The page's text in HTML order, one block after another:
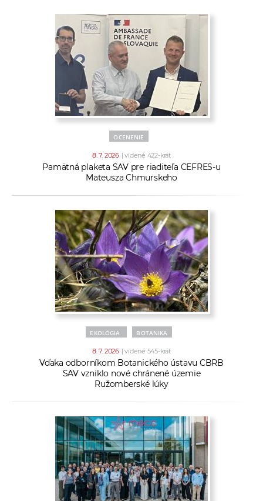
OCENENIE
8. 7. 2026 | videné 422-krát
Pamätná plaketa SAV pre riaditeľa CEFRES-u
Mateusza Chmurskeho
EKOLÓGIA BOTANIKA
8. 7. 2026 | videné 545-krát
Vďaka odborníkom Botanického ústavu CBRB
SAV vzniklo nové chránené územie
Ružomberské lúky